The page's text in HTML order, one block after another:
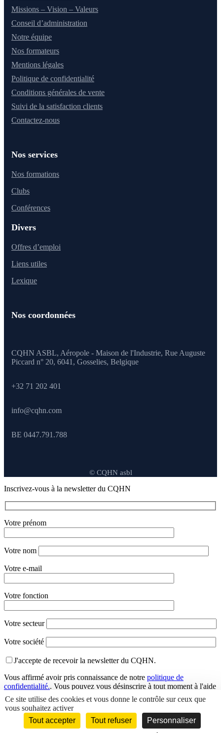
Missions – Vision – Valeurs
Conseil d’administration
Notre équipe
Nos formateurs
Mentions légales
Politique de confidentialité
Conditions générales de vente
Suivi de la satisfaction clients
Contactez-nous
Nos services
Nos formations
Clubs
Conférences
Divers
Offres d’emploi
Liens utiles
Lexique
Nos coordonnées
CQHN ASBL, Aéropole - Maison de l'Industrie, Rue Auguste
Piccard n° 20, 6041, Gosselies, Belgique
+32 71 202 401
info@cqhn.com
BE 0447.791.788
© CQHN asbl
Inscrivez-vous à la newsletter du CQHN
Votre prénom
Votre nom
Votre e-mail
Votre fonction
Votre secteur
Votre société
J'accepte de recevoir la newsletter du CQHN.
Vous affirmé avoir pris connaissance de notre politique de
confidentialité.. Vous pouvez vous désinscrire à tout moment à l'aide
des liens de désinscription ou en nous contactant à l'adresse
info@cqhn.com.
Ce site utilise des cookies et vous donne le contrôle sur ceux que
vous souhaitez activer
Tout accepter
Tout refuser
Personnaliser